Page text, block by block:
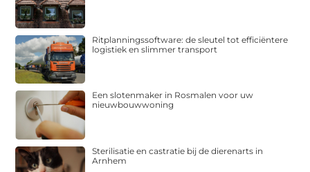
Ritplanningssoftware: de sleutel tot efficiëntere
logistiek en slimmer transport
Een slotenmaker in Rosmalen voor uw
nieuwbouwwoning
Sterilisatie en castratie bij de dierenarts in
Arnhem